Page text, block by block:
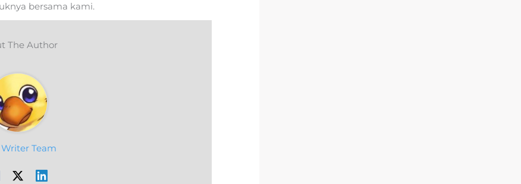
bersama kami.
The Author
Writer Team